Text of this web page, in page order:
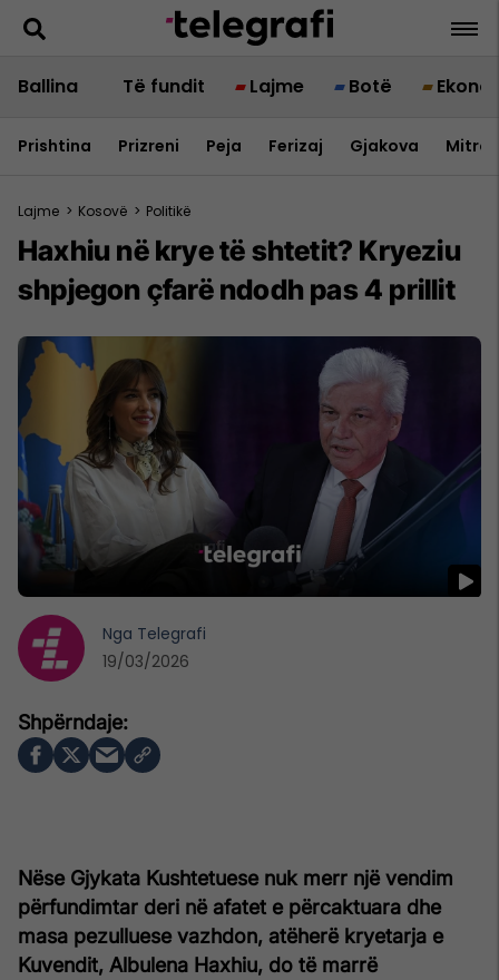
Ballina Të fundit Lajme Botë
Prishtina Prizreni Peja Ferizaj Gjakova
Lajme > Kosovë > Politikë
Haxhiu në krye të shtetit? Kryeziu
shpjegon çfarë ndodh pas 4 prillit
Nëse Gjykata Kushtetuese nuk merr një vendim
përfundimtar deri në afatet e përcaktuara dhe
masa pezulluese vazhdon, atëherë kryetarja e
Kuvendit, Albulena Haxhiu, do të marrë
Nga Telegrafi
19/03/2026